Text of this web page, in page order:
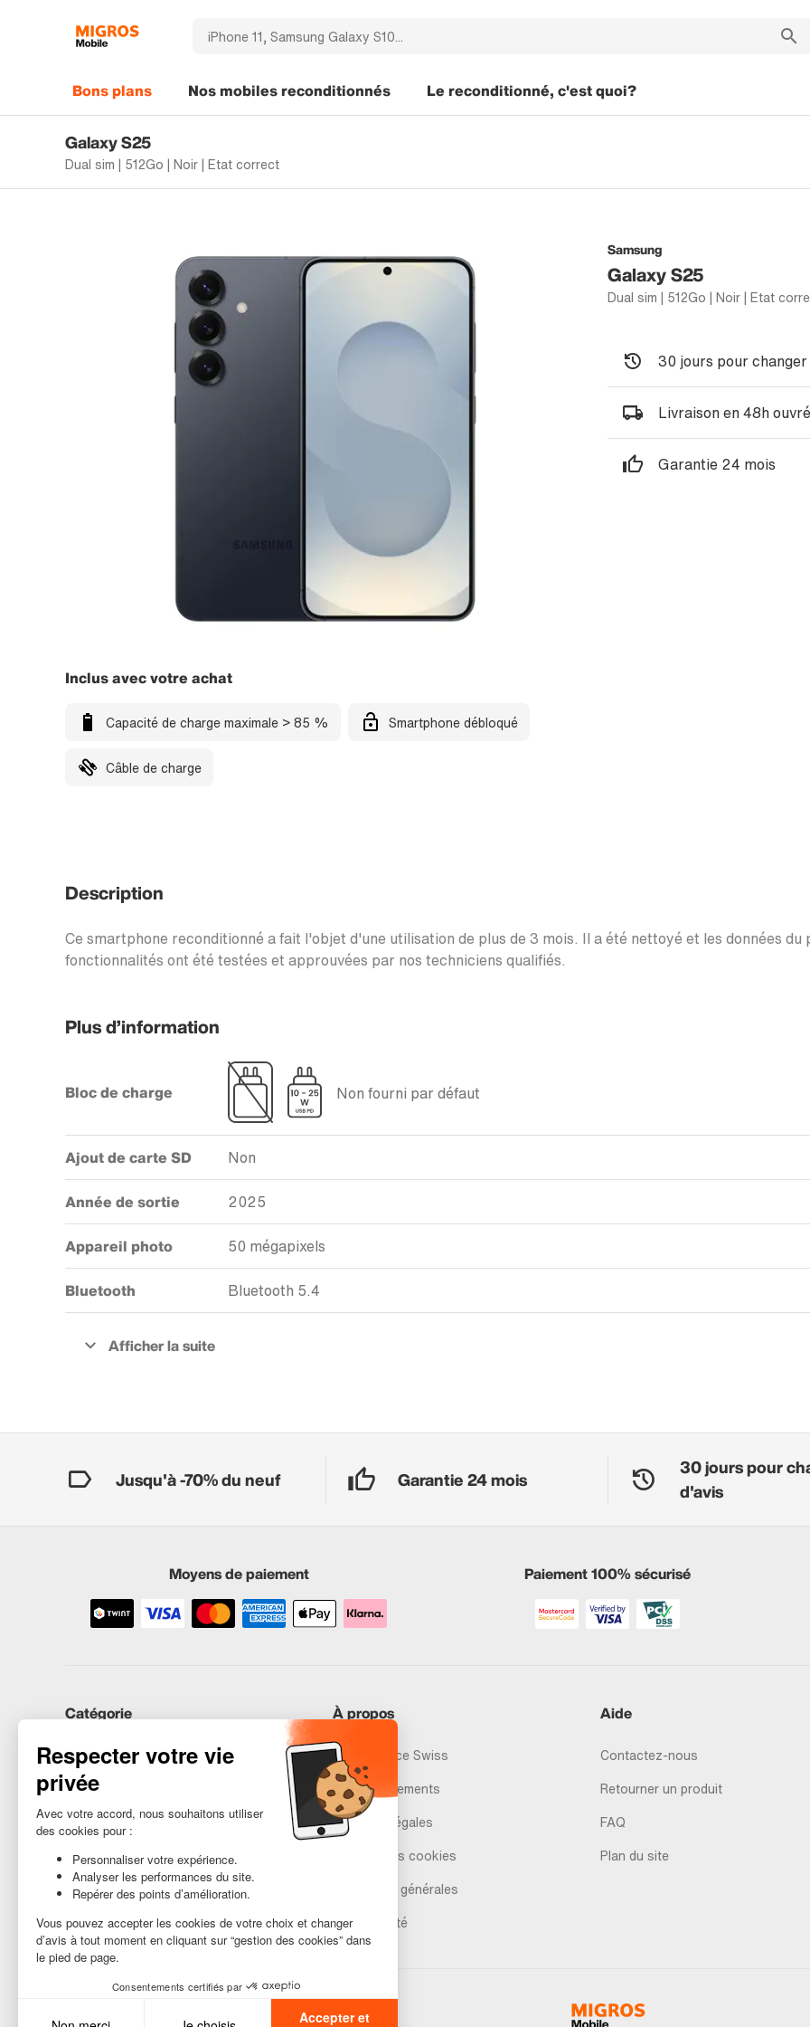
Bons plans Nos mobiles reconditionnés Le reconditionné, c'est quoi?
Galaxy S25
Dual sim | 512Go | Noir | Etat correct
Samsung
Galaxy S25
Dual sim | 512Go | Noir | Etat
Inclus avec votre achat
Capacité de charge maximale > 85 % Smartphone débloqué
Câble de charge
30 jours pour
Livraison en 48h
Garantie 24 mois
Description
Ce smartphone reconditionné a fait l'objet d'une utilisation de plus de 3 mois. Il a été nettoyé et les données
fonctionnalités ont été testées et approuvées par nos techniciens qualifiés.
Plus d’information
Bloc de charge Non fourni par défaut
Ajout de carte SD Non
Année de sortie 2025
Appareil photo 50 mégapixels
Bluetooth Bluetooth 5.4
Jusqu'à -70% du neuf Garantie 24 mois
30 jours pour
d'avis
Moyens de paiement Paiement 100% sécurisé
Catégorie
iPhones
Samsung
Huawei
Besoin d’aide ?
À propos
Recommerce Swiss
Nos engagements
Mentions légales
Gestion des cookies
Conditions générales
Accessibilité
Aide
Contactez-nous
Retourner un produit
FAQ
Plan du site